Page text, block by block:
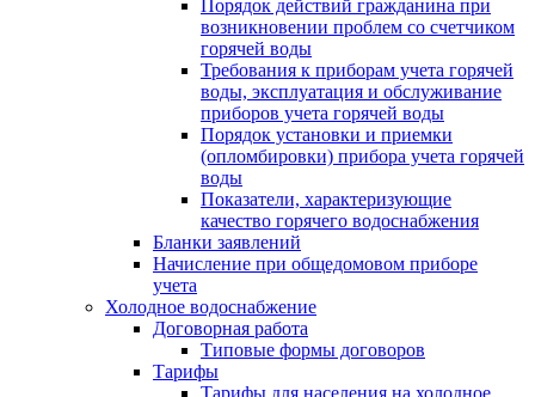
Порядок действий гражданина при
возникновении проблем со счетчиком
горячей воды
Требования к приборам учета горячей
воды, эксплуатация и обслуживание
приборов учета горячей воды
Порядок установки и приемки
(опломбировки) прибора учета горячей
воды
Показатели, характеризующие
качество горячего водоснабжения
Бланки заявлений
Начисление при общедомовом приборе
учета
Холодное водоснабжение
Договорная работа
Типовые формы договоров
Тарифы